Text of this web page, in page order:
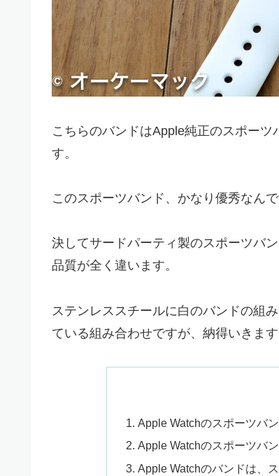
こちらのバンドはApple純正のスポー
す。
このスポーツバンド、かなり優秀なん
決してサードパーティ製のスポーツバ
品質が全く違います。
ステンレススチールに白のバンドの組
ている組み合わせですが、納得いきます
Apple Watchのスポーツバ
Apple Watchのスポーツバ
Apple Watchのバンドは、